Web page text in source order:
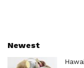
Newest